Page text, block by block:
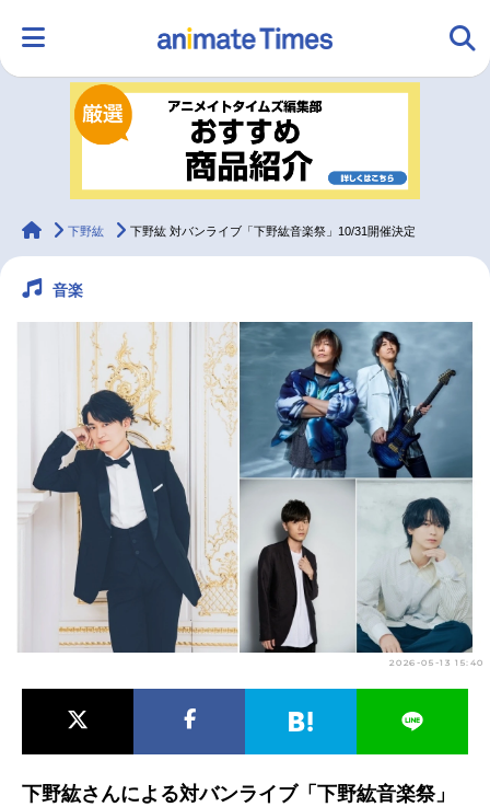
ランキング アニメ
ラジオ
配信・Vtuber トレンド 無料マンガ
最新記事一覧
アニメ記事一覧 声優記事一覧
アニメ映画一覧 実写化映画一覧
今期アニメ曜日別一覧
夏アニメ
男性声優/女性声優一覧
animateTimes
下野紘 下野紘 対バンライブ「下野紘音楽祭」10/31開催決定
音楽
2026-05-13 15:40
下野紘さんによる対バンライブ「下野紘音楽祭」